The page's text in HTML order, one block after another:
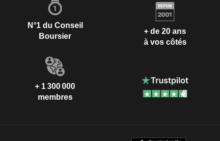
N°1 du Conseil
Boursier
+ de 20 ans
à vos côtés
+ 1 300 000
membres